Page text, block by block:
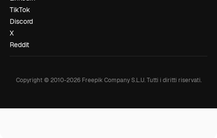
TikTok
Discord
X
Reddit
Copyright © 2010-2026Freepik Company S.L.U. Tutti i diritti riservati.